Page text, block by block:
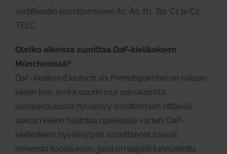
sertifikaatin suorittamiseen A1, A2, B1, B2, C1 ja C2,
TELC.
Oletko aikeissa suorittaa DaF-kielikokeen
Münchenissä?
DaF-kielikoe (Deutsch als Fremdsparche) on saksan
kielen koe, jonka suurin osa saksalaisista
korkeakouluista hyväksyy osoittamaan riittävää
saksan kielen hallintaa opiskeluja varten. DaF-
kielikokeen hyväksytysti suorittaneet saavat
kokeesta todistuksen, joka on laajalti tunnustettu